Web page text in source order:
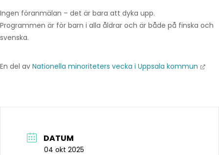
Ingen föranmälan – det är bara att dyka upp.
Programmen är för barn i alla åldrar och är både på finska och
svenska.
En del av Nationella minoriteters vecka i Uppsala kommun
DATUM
04 okt 2025